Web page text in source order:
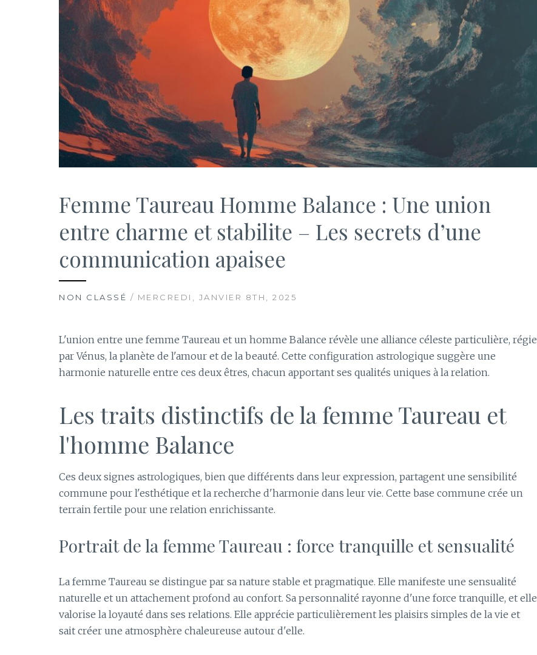
Femme Taureau Homme Balance : Une union
entre charme et stabilite – Les secrets d’une
communication apaisee
NON CLASSÉ / MERCREDI, JANVIER 8TH, 2025
L'union entre une femme Taureau et un homme Balance révèle une alliance céleste particulière, régie
par Vénus, la planète de l'amour et de la beauté. Cette configuration astrologique suggère une
harmonie naturelle entre ces deux êtres, chacun apportant ses qualités uniques à la relation.
Les traits distinctifs de la femme Taureau et
l'homme Balance
Ces deux signes astrologiques, bien que différents dans leur expression, partagent une sensibilité
commune pour l'esthétique et la recherche d'harmonie dans leur vie. Cette base commune crée un
terrain fertile pour une relation enrichissante.
Portrait de la femme Taureau : force tranquille et sensualité
La femme Taureau se distingue par sa nature stable et pragmatique. Elle manifeste une sensualité
naturelle et un attachement profond au confort. Sa personnalité rayonne d'une force tranquille, et elle
valorise la loyauté dans ses relations. Elle apprécie particulièrement les plaisirs simples de la vie et
sait créer une atmosphère chaleureuse autour d'elle.